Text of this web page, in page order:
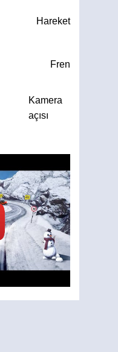
Hareket
Fren
Kamera
açısı